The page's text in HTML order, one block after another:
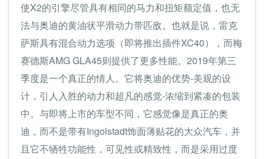
使X2的引擎尽管具有相同的马力和扭矩额定值，也无
法与奥迪的黄油状平滑动力带匹敌。也就是说，雷克
萨斯具有混合动力选项（即将推出插件XC40），而梅
赛德斯AMG GLA45则提供了更多性能。2019年第三
季度是一个真正的情人。它将奥迪的优势-美观的设
计，引人入胜的动力和超凡的感觉-浓缩到紧凑的包装
中。与即将上市的车型不同，它感觉像是真正的奥
迪，而不是带有Ingolstadt饰面薄贴花的大众汽车，并
且它不牺牲功能性，可见性或精致性，而是采用过度